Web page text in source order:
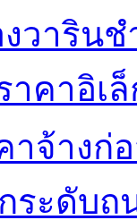
งวาริน
คาอิเ
าจ้างก่
ระดับ